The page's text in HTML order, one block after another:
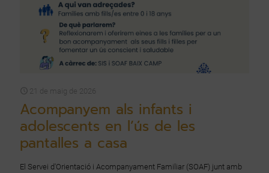
21 de maig de 2026
Acompanyem als infants i
adolescents en l’ús de les
pantalles a casa
El Servei d'Orientació i Acompanyament Familiar (SOAF) junt amb